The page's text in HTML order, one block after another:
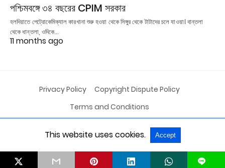
পশ্চিমবঙ্গে ৩৪ বছরের CPIM সরকার
হলদিয়াতে পেট্রোকেমিক্যাল কারখানা শুরু হওয়া থেকে সিঙ্গুর থেকে টাটাদের চলে যাওয়া। বান্তলা
থেকে ধান্তলা, ওদিকে…
11 months ago
Privacy Policy
Copyright Dispute Policy
Terms and Conditions
All Rights Reserved View Non-AMP Version
This website uses cookies. Accept